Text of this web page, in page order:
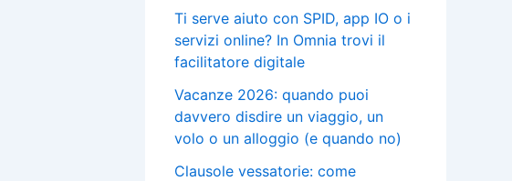
Ti serve aiuto con SPID, app IO o i
servizi online? In Omnia trovi il
facilitatore digitale
Vacanze 2026: quando puoi
davvero disdire un viaggio, un
volo o un alloggio (e quando no)
Clausole vessatorie: come